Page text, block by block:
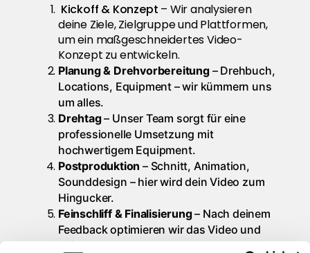
Kickoff & Konzept – Wir analysieren
deine Ziele, Zielgruppe und Plattformen,
um ein maßgeschneidertes Video-
Konzept zu entwickeln.
Planung & Drehvorbereitung– Drehbuch,
Locations, Equipment – wir kümmern uns
um alles.
Drehtag– Unser Team sorgt für eine
professionelle Umsetzung mit
hochwertigem Equipment.
Postproduktion – Schnitt, Animation,
Sounddesign – hier wird dein Video zum
Hingucker.
Feinschliff & Finalisierung– Nach deinem
Feedback optimieren wir das Video und
liefern es im gewünschten Format.